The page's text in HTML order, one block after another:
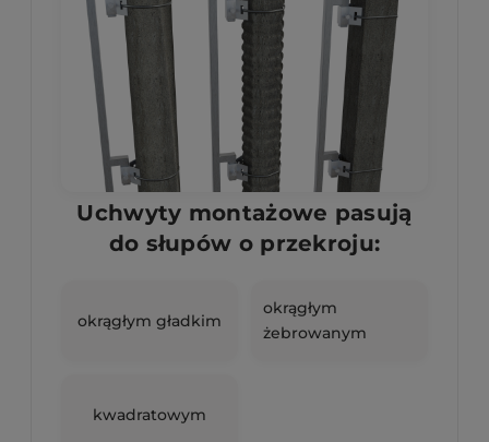
Uchwyty montażowe pasują
do słupów o przekroju:
okrągłym gładkim
okrągłym
żebrowanym
kwadratowym